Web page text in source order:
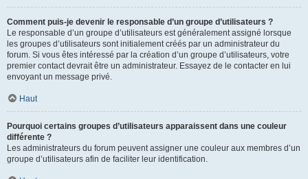
Comment puis-je devenir le responsable d’un groupe d’utilisateurs ?
Le responsable d’un groupe d’utilisateurs est généralement assigné lorsque
les groupes d’utilisateurs sont initialement créés par un administrateur du
forum. Si vous êtes intéressé par la création d’un groupe d’utilisateurs, votre
premier contact devrait être un administrateur. Essayez de le contacter en lui
envoyant un message privé.
Haut
Pourquoi certains groupes d’utilisateurs apparaissent dans une couleur
différente ?
Les administrateurs du forum peuvent assigner une couleur aux membres d’un
groupe d’utilisateurs afin de faciliter leur identification.